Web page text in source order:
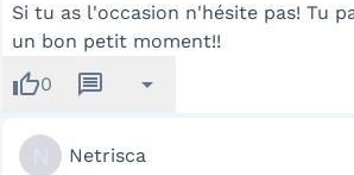
Si tu as l'occasion n'hésite pas! Tu
un bon petit moment!!
thumb_up0 message arrow_drop_down
Netrisca